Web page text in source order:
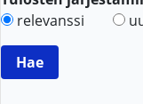
relevanssi